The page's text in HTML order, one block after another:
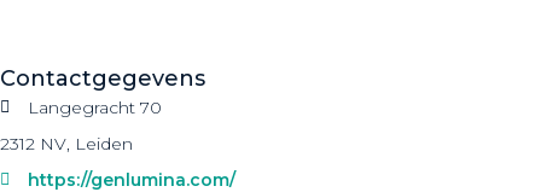
Contactgegevens
Langegracht 70
2312 NV, Leiden
https://genlumina.com/